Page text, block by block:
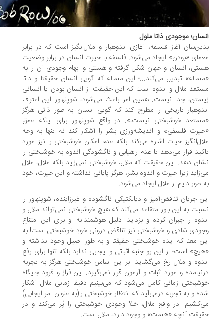
موجودی ذاتا ملول
آغاز فلسفه، آغازی اندوهبار و ملال‌انگیز است که در برابر
«بودن» ایجاد می‌شود. فلسفه با حیرت انسان در برابر وضعیت
انسان و جهان شکل گرفته و هستی و ابهام وجودی آن را به
تبدیل می‌کند...؛ این مساله که گویی انسان حقیقتا و ذاتا
ملال و اندوه است که این حقیقت از انسان بودن یا انسانی
جدا نیست. همین امر باعث می‌شود، شوپنهاور این اعتراف
تاریخی را مطرح کند که گویی انسان به ‌طور ذاتی هرگز
خوشبختی نیست!». در واقع شوپنهاور برای اینکه عمق
فلسفی» و اندیشه‌ورزی بشر را آشکار کند نه تنها به وجه
حیات اشاره می‌کند بلکه عدم امکان خوشبختی را نیز مورد
قرار می‌دهد تا عدم راهیابی و ناگشودگی اندوه به خوشبختی را
دهد. این حقیقت که ملال، خوشبختی نمی‌زاید بلکه ملال، ملال
زیرا حیرت و اندوه بشر، هرگز پایانی نداشته و این حیرت، خود
طور دایم از ملال ایجاد می‌شود.
جریان تناقض‌آمیز و دیالکتیکی ناگشوده و غیرزاینده، شوپنهاور را
به این باور متقاعد می‌کند که هیچ خوشبختی نمی‌تواند ملال و
را جبران کرده و بزداید. دلیل هوشمندانه او برای این امتناع
شادی و خوشبختی نیز تناقض درونی خودِ خوشبختی است! به
معنا که ایده خوشبختی حقیقتا و به ‌طور اصیل وجود نداشته و
است؛ از این رو جنبه اثباتی و ایجابی ندارد بلکه تنها برای رفع
و ملال رخ می‌گشاید. بر این اساس خوشبختی هرگز به تجربه
و مورد اثبات و آزمون قرار نمی‌گیرد. این فراز و فرود جایگاه
زمانی کامل می‌شود که می‌بینیم دقیقا زمانی ملال آشکار
و به تجربه درمی‌آید که انتظار خوشبختی را(به عنوان امر ایجابی)
در واقع ملال، خلأ وجودی خوشبختی را پُر می‌کند و در
آنچه «هست» و وجود دارد، ملال است.